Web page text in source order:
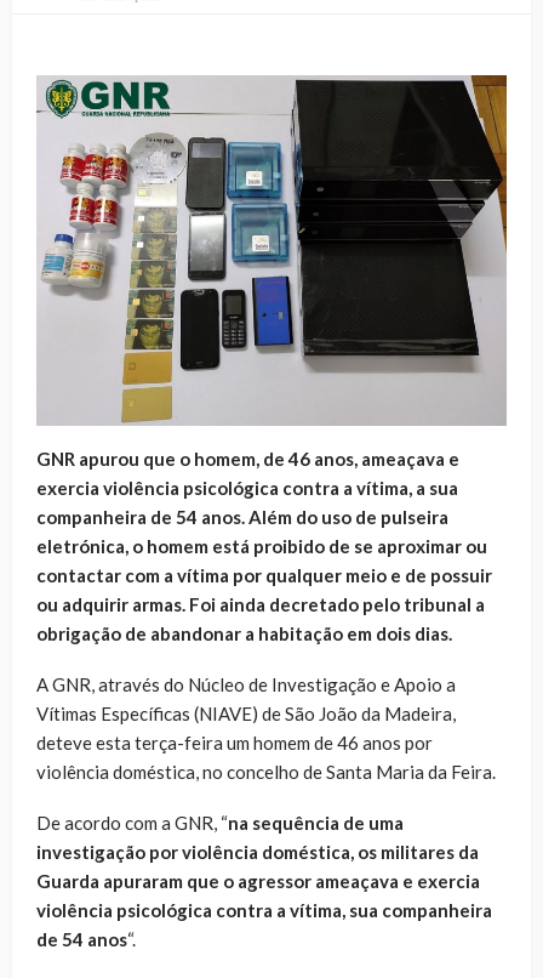
GNR apurou que o homem, de 46 anos, ameaçava e
exercia violência psicológica contra a vítima, a sua
companheira de 54 anos. Além do uso de pulseira
eletrónica, o homem está proibido de se aproximar ou
contactar com a vítima por qualquer meio e de possuir
ou adquirir armas. Foi ainda decretado pelo tribunal a
obrigação de abandonar a habitação em dois dias.
A GNR, através do Núcleo de Investigação e Apoio a
Vítimas Específicas (NIAVE) de São João da Madeira,
deteve esta terça-feira um homem de 46 anos por
violência doméstica, no concelho de Santa Maria da Feira.
De acordo com a GNR, “na sequência de uma
investigação por violência doméstica, os militares da
Guarda apuraram que o agressor ameaçava e exercia
violência psicológica contra a vítima, sua companheira
de 54 anos“.